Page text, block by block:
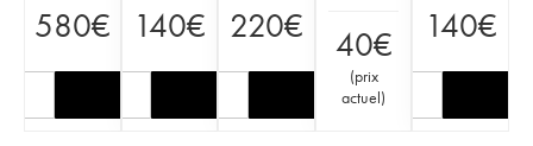
580€ 140€ 220€ 40€
(prix
actuel)
140€